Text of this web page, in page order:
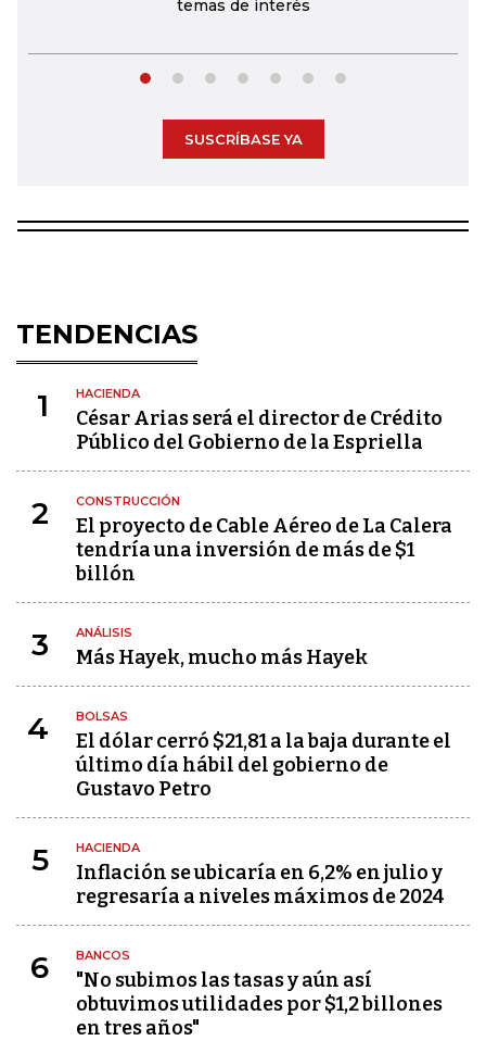
temas de interés
SUSCRÍBASE YA
TENDENCIAS
1 HACIENDA
César Arias será el director de Crédito
Público del Gobierno de la Espriella
2 CONSTRUCCIÓN
El proyecto de Cable Aéreo de La Calera
tendría una inversión de más de $1
billón
3 ANÁLISIS
Más Hayek, mucho más Hayek
4 BOLSAS
El dólar cerró $21,81 a la baja durante el
último día hábil del gobierno de
Gustavo Petro
5 HACIENDA
Inflación se ubicaría en 6,2% en julio y
regresaría a niveles máximos de 2024
6 BANCOS
"No subimos las tasas y aún así
obtuvimos utilidades por $1,2 billones
en tres años"